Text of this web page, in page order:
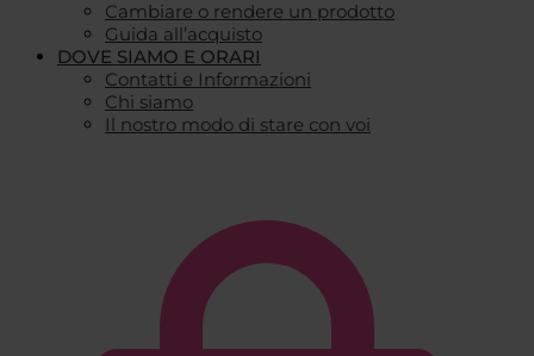
Cambiare o rendere un prodotto
Guida all’acquisto
DOVE SIAMO E ORARI
Contatti e Informazioni
Chi siamo
Il nostro modo di stare con voi